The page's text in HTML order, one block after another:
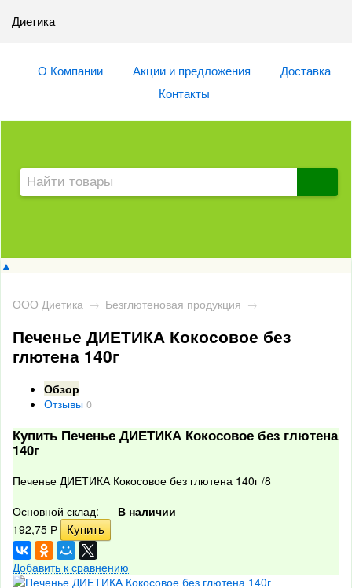
Диетика
О Компании Акции и предложения
Доставка
Контакты
▲
ООО Диетика → Безглютеновая продукция →
Печенье ДИЕТИКА Кокосовое без
глютена 140г
Обзор
Отзывы 0
Купить Печенье ДИЕТИКА Кокосовое без глютена
140г
Печенье ДИЕТИКА Кокосовое без глютена 140г /8
Основной склад:
В наличии
192,75 Р
Добавить к сравнению